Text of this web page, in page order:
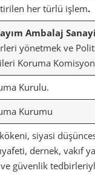
her türlü işlem.
Ambalaj
yönetmek ve
Koruma
Kurulu.
Kurumu
siyasi
dernek, vakıf
güvenlik